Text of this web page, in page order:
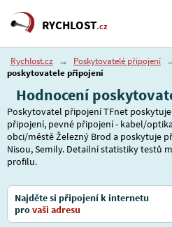
RYCHLOST.cz
Rychlost.cz → Poskytovatelé připojení
poskytovatele připojení
Hodnocení
Poskytovatel připojení TFnet
připojení, pevné připojení - kabel/
obci/městě Železný Brod a poskytuje
Nisou, Semily. Detailní statistiky testů
profilu.
Najděte si připojení k internetu
provaši adresu